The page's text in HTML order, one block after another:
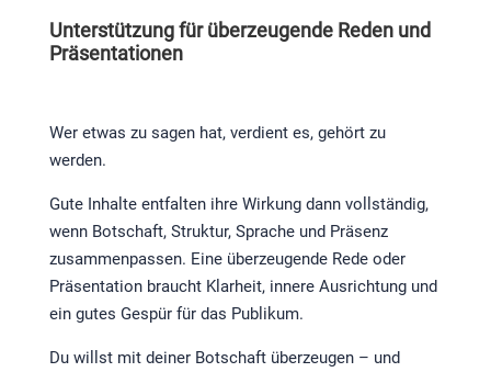
Unterstützung für überzeugende Reden und
Präsentationen
Wer etwas zu sagen hat, verdient es, gehört zu
werden.
Gute Inhalte entfalten ihre Wirkung dann vollständig,
wenn Botschaft, Struktur, Sprache und Präsenz
zusammenpassen. Eine überzeugende Rede oder
Präsentation braucht Klarheit, innere Ausrichtung und
ein gutes Gespür für das Publikum.
Du willst mit deiner Botschaft überzeugen – und